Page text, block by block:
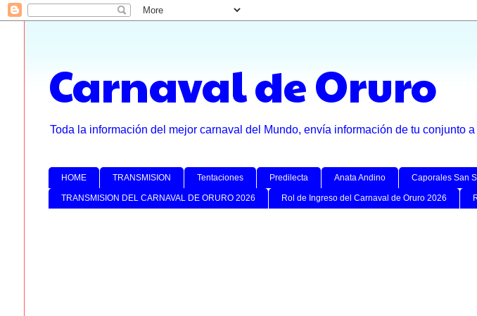
Carnaval de Oruro
Toda la información del mejor carnaval del Mundo, envía información de tu conjunto
HOME TRANSMISION Tentaciones Predilecta Anata Andino Caporales San
TRANSMISION DEL CARNAVAL DE ORURO 2026 Rol de Ingreso del Carnaval de Oruro 2026